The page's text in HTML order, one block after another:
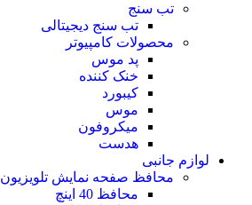
تب سنج
تب سنج دیجیتالی
محصولات کامپیوتر
پد موس
خنک کننده
کیبورد
موس
میکروفون
هدست
لوازم جانبی
محافظ صفحه نمایش تلویزیون
محافظ 40 اینچ